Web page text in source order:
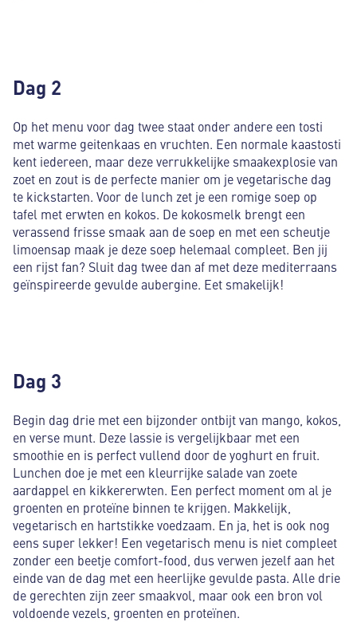
Dag 2
Op het menu voor dag twee staat onder andere een tosti
met warme geitenkaas en vruchten. Een normale kaastosti
kent iedereen, maar deze verrukkelijke smaakexplosie van
zoet en zout is de perfecte manier om je vegetarische dag
te kickstarten. Voor de lunch zet je een romige soep op
tafel met erwten en kokos. De kokosmelk brengt een
verassend frisse smaak aan de soep en met een scheutje
limoensap maak je deze soep helemaal compleet. Ben jij
een rijst fan? Sluit dag twee dan af met deze mediterraans
geïnspireerde gevulde aubergine. Eet smakelijk!
Dag 3
Begin dag drie met een bijzonder ontbijt van mango, kokos,
en verse munt. Deze lassie is vergelijkbaar met een
smoothie en is perfect vullend door de yoghurt en fruit.
Lunchen doe je met een kleurrijke salade van zoete
aardappel en kikkererwten. Een perfect moment om al je
groenten en proteïne binnen te krijgen. Makkelijk,
vegetarisch en hartstikke voedzaam. En ja, het is ook nog
eens super lekker! Een vegetarisch menu is niet compleet
zonder een beetje comfort-food, dus verwen jezelf aan het
einde van de dag met een heerlijke gevulde pasta. Alle drie
de gerechten zijn zeer smaakvol, maar ook een bron vol
voldoende vezels, groenten en proteïnen.